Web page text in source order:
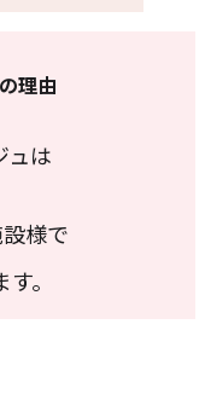
理由
ュは
様で
。